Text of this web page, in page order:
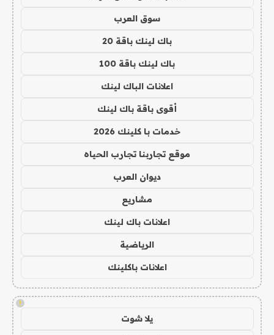
سوق العرب
باك لينك باقة 20
باك لينك باقة 100
اعلانات الباك لينك
أقوى باقة باك لينك
خدمات با كلينك 2026
موقع تجاربنا تجارب الحياه
ديوان العرب
مشاريع
اعلانات باك لينك
الرياضية
اعلانات باكلينك
!
يلا شوت